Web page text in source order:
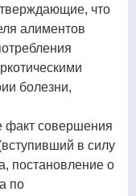
что
алиментов
болезни,
факт совершения
в силу
постановление о
по